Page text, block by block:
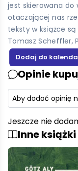
jest skierowana
otaczającej nas
teksty w książce są
Tomasz Scheffler,
Opinie
Aby dodać opinię
Jeszcze nie
Inne